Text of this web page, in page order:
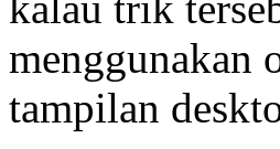
menggunakan
tampilan